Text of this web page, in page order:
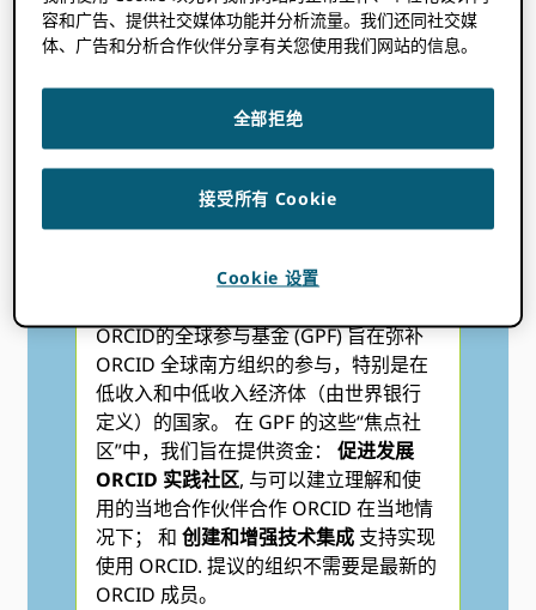
此 ORCID 全球参与基金 (GPF) 成立于 2022 年，
旨在提供赠款以增加全球参与 ORCID.
GPF 资助计划
ORCID的全球参与基金 (GPF) 旨在弥补
ORCID 全球南方组织的参与，特别是在
低收入和中低收入经济体（由世界银行
定义）的国家。 在 GPF 的这些“焦点社
区”中，我们旨在提供资金：促进发展
ORCID 实践社区, 与可以建立理解和使
用的当地合作伙伴合作 ORCID 在当地情
况下； 和创建和增强技术集成 支持实现
使用 ORCID. 提议的组织不需要是最新的
ORCID 成员。
容和广告、提供社交媒体功能并分析流量。我们还同社交媒
体、广告和分析合作伙伴分享有关您使用我们网站的信息。
全部拒绝
接受所有 Cookie
Cookie 设置